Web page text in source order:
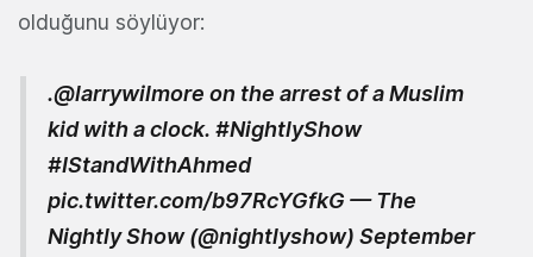
olduğunu söylüyor:
.@larrywilmore on the arrest of a Muslim
kid with a clock. #NightlyShow
#IStandWithAhmed
pic.twitter.com/b97RcYGfkG — The
Nightly Show (@nightlyshow) September